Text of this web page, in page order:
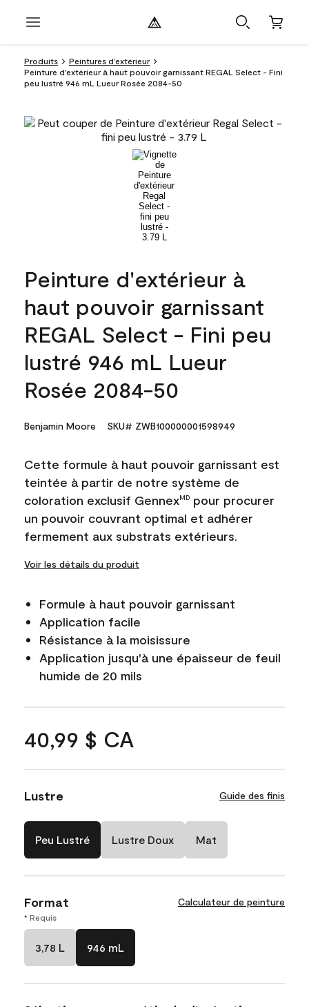
Produits
Peintures d’extérieur
Peinture d'extérieur à haut pouvoir garnissant REGAL Select - Fini
peu lustré 946 mL Lueur Rosée 2084-50
Peinture d'extérieur à
haut pouvoir garnissant
REGAL Select - Fini peu
lustré 946 mL Lueur
Rosée 2084-50
Benjamin Moore SKU# ZWB100000001598949
Cette formule à haut pouvoir garnissant est
teintée à partir de notre système de
coloration exclusif GennexMD pour procurer
un pouvoir couvrant optimal et adhérer
fermement aux substrats extérieurs.
Voir les détails du produit
Formule à haut pouvoir garnissant
Application facile
Résistance à la moisissure
Application jusqu'à une épaisseur de feuil
humide de 20 mils
40,99 $ CA
Lustre Guide des finis
Peu Lustré Lustre Doux Mat
Format Calculateur de peinture
* Requis
3,78 L 946 mL